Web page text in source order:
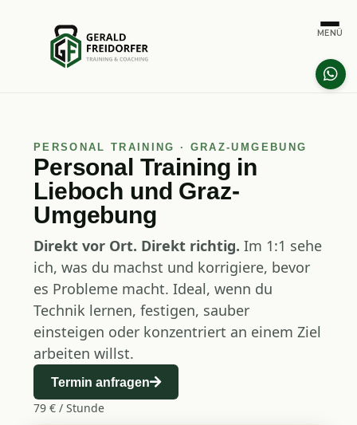
PERSONAL TRAINING · GRAZ-UMGEBUNG
Personal Training in
Lieboch und Graz-
Umgebung
Direkt vor Ort. Direkt richtig. Im 1:1 sehe
ich, was du machst und korrigiere, bevor
es Probleme macht. Ideal, wenn du
Technik lernen, festigen, sauber
einsteigen oder konzentriert an einem Ziel
arbeiten willst.
Termin anfragen
79 € / Stunde